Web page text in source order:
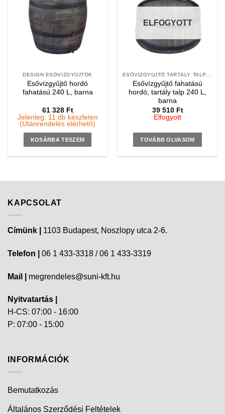
DESIGN ESŐVÍZGYŰJTŐK
Esővízgyűjtő hordó
fahatású 240 L, barna
61 328 Ft
Jelenleg: 11 db készleten
(Utánrendelés elérhető)
KOSÁRBA TESZEM
ELFOGYOTT
ESŐVÍZGYŰJTŐ TARTÁLY TALPAK
Esővízgyűjtő fahatású
hordó, tartály talp 240 L,
barna
39 510 Ft
Elfogyott
TOVÁBB OLVASOM
KAPCSOLAT
Címünk | 1103 Budapest, Noszlopy utca 2-6.
Telefon | 06 1 433-3318 / 06 1 433-3319
Mail | megrendeles@suni-kft.hu
Nyitvatartás |
H-CS: 07:00 - 16:00
P: 07:00 - 15:00
INFORMÁCIÓK
Bemutatkozás
Általános Szerződési Feltételek